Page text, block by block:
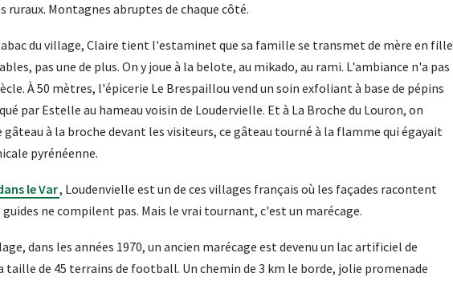
ruraux. Montagnes abruptes de chaque côté.
du village, Claire tient l'estaminet que sa famille se transmet de mère en fille
pas une de plus. On y joue à la belote, au mikado, au rami. L'ambiance n'a pas
À 50 mètres, l'épicerie Le Brespaillou vend un soin exfoliant à base de pépins
par Estelle au hameau voisin de Loudervielle. Et à La Broche du Louron, on
à la broche devant les visiteurs, ce gâteau tourné à la flamme qui égayait
pyrénéenne.
le Var, Loudenvielle est un de ces villages français où les façades racontent
ne compilent pas. Mais le vrai tournant, c'est un marécage.
dans les années 1970, un ancien marécage est devenu un lac artificiel de
taille de 45 terrains de football. Un chemin de 3 km le borde, jolie promenade